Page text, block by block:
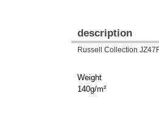
description
Russell Collection
Weight
140g/m²